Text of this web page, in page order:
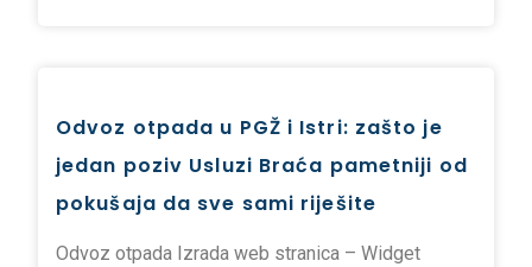
Odvoz otpada u PGŽ i Istri: zašto je
jedan poziv Usluzi Braća pametniji od
pokušaja da sve sami riješite
Odvoz otpada Izrada web stranica – Widget